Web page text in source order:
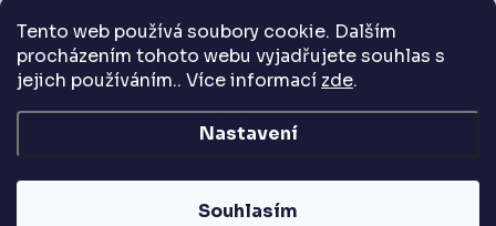
Tento web používá soubory cookie. Dalším
procházením tohoto webu vyjadřujete souhlas s
jejich používáním.. Více informací zde.
Nastavení
Souhlasím
Servis a služby
Přijímáme online platby